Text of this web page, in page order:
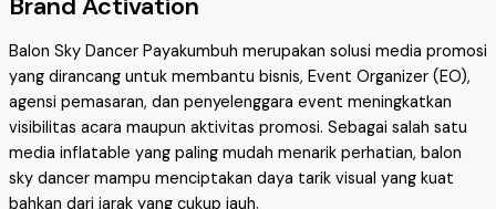
Balon Sky Dancer Payakumbuh merupakan solusi media promosi
yang dirancang untuk membantu bisnis, Event Organizer (EO),
agensi pemasaran, dan penyelenggara event meningkatkan
visibilitas acara maupun aktivitas promosi. Sebagai salah satu
media inflatable yang paling mudah menarik perhatian, balon
sky dancer mampu menciptakan daya tarik visual yang kuat
bahkan dari jarak yang cukup jauh.